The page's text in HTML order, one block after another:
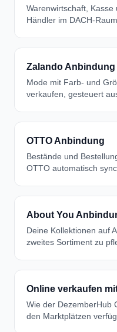
Warenwirtschaft,
Händler im DACH-Raum.
Zalando Anbindung
Mode mit Farb- und
verkaufen, gesteuert
OTTO Anbindung
Bestände und
OTTO automatisch
About You
Deine Kollektionen auf
zweites Sortiment zu
Online verkaufen
Wie der DezemberHub
den Marktplätzen